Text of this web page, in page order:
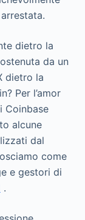
dietro la
da un
dietro la
Per l’amor
Coinbase
alcune
dal
come
e gestori di
.